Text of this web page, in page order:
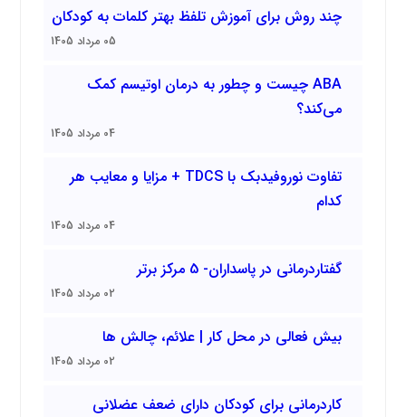
چند روش برای آموزش تلفظ بهتر کلمات به کودکان
05 مرداد 1405
ABA چیست و چطور به درمان اوتیسم کمک
می‌کند؟
04 مرداد 1405
تفاوت نوروفیدبک با TDCS + مزایا و معایب هر
کدام
04 مرداد 1405
گفتاردرمانی در پاسداران- 5 مرکز برتر
02 مرداد 1405
بیش فعالی در محل کار | علائم، چالش ها
02 مرداد 1405
کاردرمانی برای کودکان دارای ضعف عضلانی